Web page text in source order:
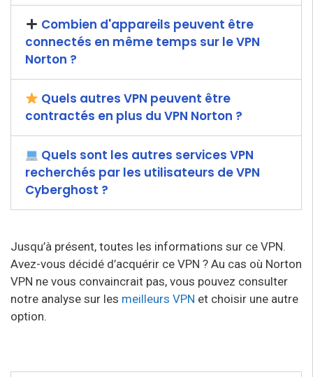
Combien d'appareils peuvent être
connectés en même temps sur le VPN
Norton ?
Quels autres VPN peuvent être
contractés en plus du VPN Norton ?
Quels sont les autres services VPN
recherchés par les utilisateurs de VPN
Cyberghost ?
Jusqu’à présent, toutes les informations sur ce VPN.
Avez-vous décidé d’acquérir ce VPN ? Au cas où Norton
VPN ne vous convaincrait pas, vous pouvez consulter
notre analyse sur les meilleurs VPN et choisir une autre
option.